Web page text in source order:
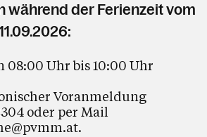
während der Ferienzeit vom
08:00 Uhr bis 10:00 Uhr
Voranmeldung
oder per Mail
.